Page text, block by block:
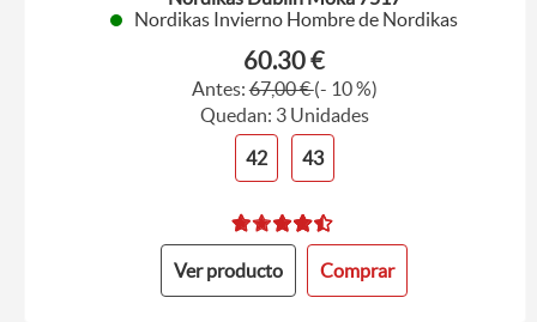
Nordikas Invierno Hombre de Nordikas
60.30 €
Antes:67,00 €(- 10 %)
Quedan: 3 Unidades
42
43
Ver producto Comprar